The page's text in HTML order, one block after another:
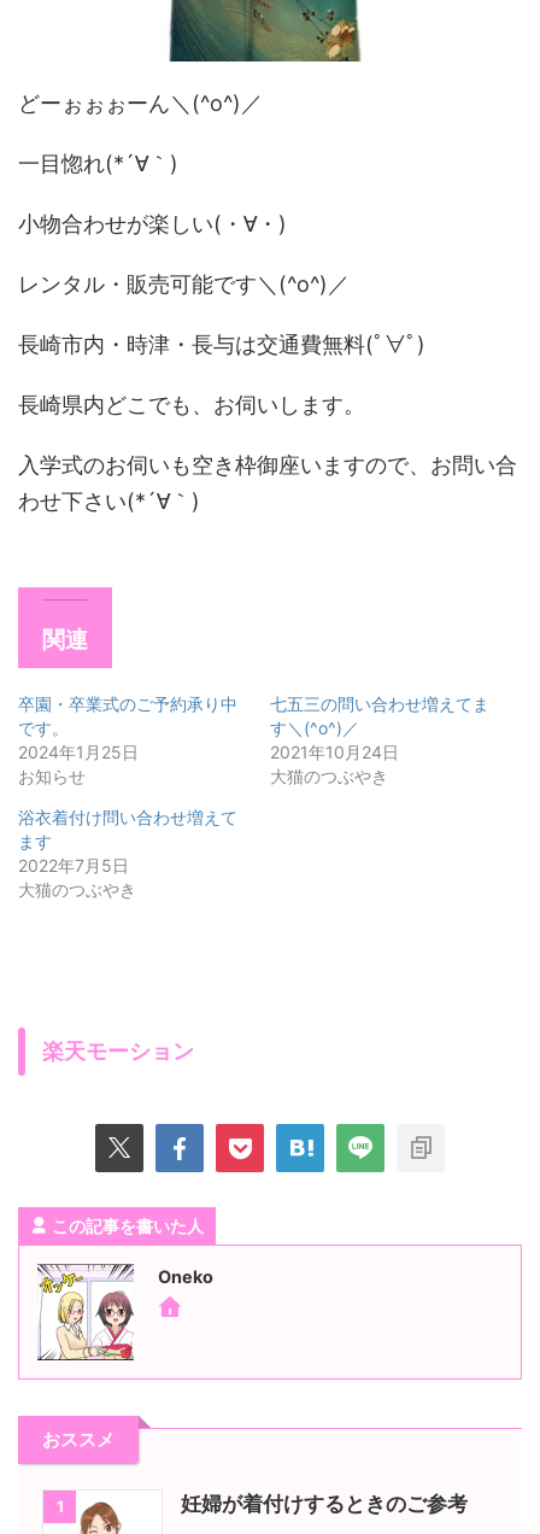
どーぉぉぉーん＼(^o^)／
一目惚れ(*´∀｀)
小物合わせが楽しい(・∀・)
レンタル・販売可能です＼(^o^)／
長崎市内・時津・長与は交通費無料(ﾟ∀ﾟ)
長崎県内どこでも、お伺いします。
入学式のお伺いも空き枠御座いますので、お問い合
わせ下さい(*´∀｀)
関連
卒園・卒業式のご予約承り中
です。
2024年1月25日
お知らせ
七五三の問い合わせ増えてま
す＼(^o^)／
2021年10月24日
大猫のつぶやき
浴衣着付け問い合わせ増えて
ます
2022年7月5日
大猫のつぶやき
楽天モーション
この記事を書いた人
Oneko
おススメ
1 妊婦が着付けするときのご参考